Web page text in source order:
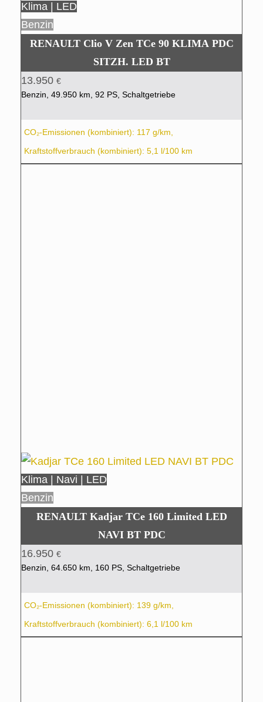
Klima | LED
Benzin
RENAULT Clio V Zen TCe 90 KLIMA PDC
SITZH. LED BT
13.950 €
Benzin, 49.950 km, 92 PS, Schaltgetriebe
CO₂-Emissionen (kombiniert): 117 g/km,
Kraftstoffverbrauch (kombiniert): 5,1 l/100 km
Klima | Navi | LED
Benzin
RENAULT Kadjar TCe 160 Limited LED
NAVI BT PDC
16.950 €
Benzin, 64.650 km, 160 PS, Schaltgetriebe
CO₂-Emissionen (kombiniert): 139 g/km,
Kraftstoffverbrauch (kombiniert): 6,1 l/100 km